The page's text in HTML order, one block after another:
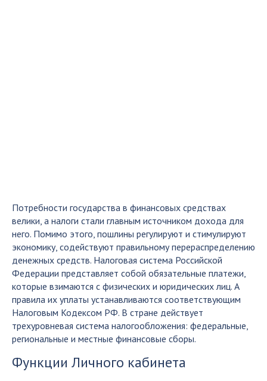
Потребности государства в финансовых средствах
велики, а налоги стали главным источником дохода для
него. Помимо этого, пошлины регулируют и стимулируют
экономику, содействуют правильному перераспределению
денежных средств. Налоговая система Российской
Федерации представляет собой обязательные платежи,
которые взимаются с физических и юридических лиц. А
правила их уплаты устанавливаются соответствующим
Налоговым Кодексом РФ. В стране действует
трехуровневая система налогообложения: федеральные,
региональные и местные финансовые сборы.
Функции Личного кабинета